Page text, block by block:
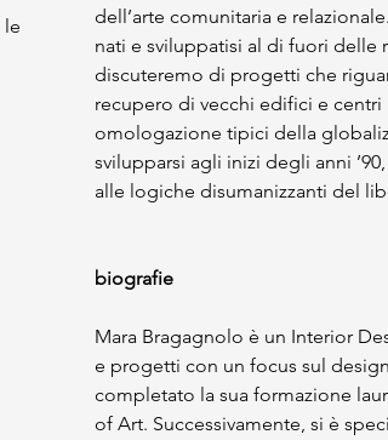
le
dell’arte comunitaria e
nati e sviluppatisi al di fuori delle
discuteremo di progetti che
recupero di vecchi edifici e
omologazione tipici della
svilupparsi agli inizi degli anni
alle logiche disumanizzanti del
biografie
Mara Bragagnolo è un Interior
e progetti con un focus sul
completato la sua formazione
of Art. Successivamente, si è